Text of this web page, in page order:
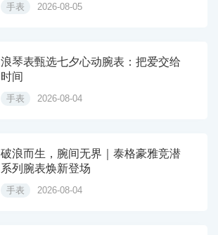
手表 2026-08-05
浪琴表甄选七夕心动腕表：把爱交给
时间
手表 2026-08-04
破浪而生，腕间无界｜泰格豪雅竞潜
系列腕表焕新登场
手表 2026-08-04